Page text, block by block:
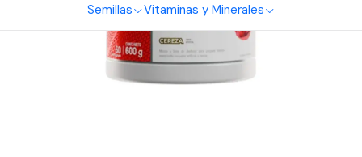
Semillas Vitaminas y Minerales